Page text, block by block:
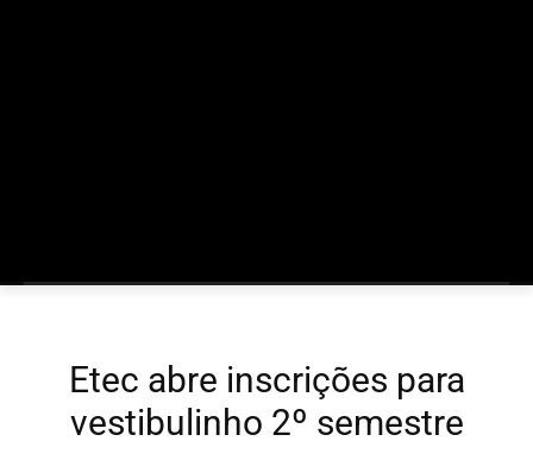
Etec abre inscrições para
vestibulinho 2º semestre